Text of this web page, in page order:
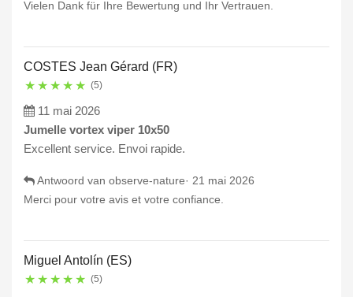
Vielen Dank für Ihre Bewertung und Ihr Vertrauen.
COSTES Jean Gérard (FR)
★ ★ ★ ★ ★ (5)
11 mai 2026
Jumelle vortex viper 10x50
Excellent service. Envoi rapide.
Antwoord van observe-nature· 21 mai 2026
Merci pour votre avis et votre confiance.
Miguel Antolín (ES)
★ ★ ★ ★ ★ (5)